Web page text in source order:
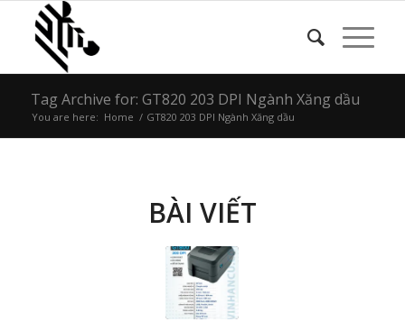
Tag Archive for: GT820 203 DPI Ngành Xăng dầu
You are here: Home / GT820 203 DPI Ngành Xăng dầu
BÀI VIẾT